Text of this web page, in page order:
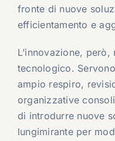
fronte di nuove
efficientamento e
L’innovazione,
tecnologico.
ampio respiro,
organizzative
di introdurre nuove
lungimirante per